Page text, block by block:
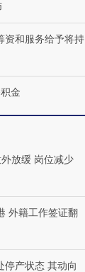
资和服务给予将持
金
放缓 岗位减少
外籍工作签证翻
停产状态 其动向